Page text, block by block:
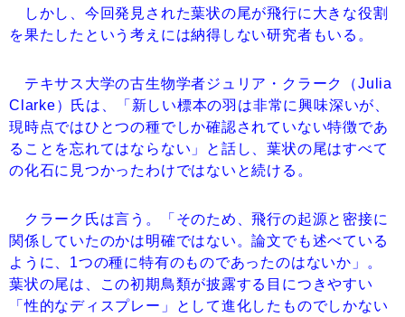
しかし、今回発見された葉状の尾が飛行に大きな役割
を果たしたという考えには納得しない研究者もいる。
テキサス大学の古生物学者ジュリア・クラーク（Julia
Clarke）氏は、「新しい標本の羽は非常に興味深いが、
現時点ではひとつの種でしか確認されていない特徴であ
ることを忘れてはならない」と話し、葉状の尾はすべて
の化石に見つかったわけではないと続ける。
クラーク氏は言う。「そのため、飛行の起源と密接に
関係していたのかは明確ではない。論文でも述べている
ように、1つの種に特有のものであったのはないか」。
葉状の尾は、この初期鳥類が披露する目につきやすい
「性的なディスプレー」として進化したものでしかない